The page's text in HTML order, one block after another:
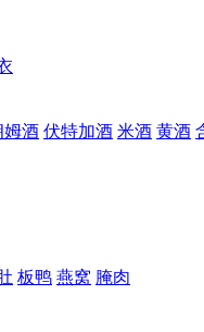
姆酒 伏特加酒 米酒 黄酒
板鸭 燕窝 腌肉